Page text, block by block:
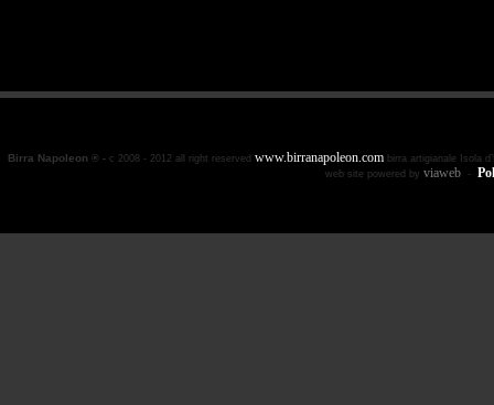
Birra Napoleon ® - c 2008 - 2012 all right reserved www.birranapoleon.com birra artigianale Isola
web site powered by viaweb-